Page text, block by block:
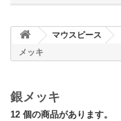
マウスピース
メッキ
銀メッキ
12 個の商品があります。